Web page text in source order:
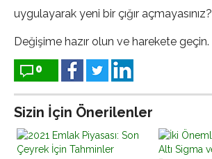
uygulayarak yeni bir çığır açmayasınız?
Değişime hazır olun ve harekete geçin.
0
Sizin İçin Önerilenler